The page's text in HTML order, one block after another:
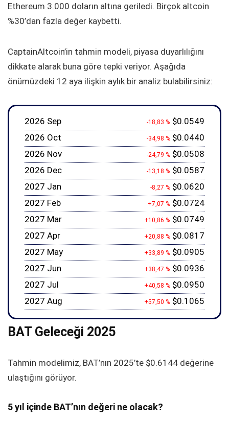
Ethereum 3.000 doların altına geriledi. Birçok altcoin
%30’dan fazla değer kaybetti.
CaptainAltcoin’in tahmin modeli, piyasa duyarlılığını
dikkate alarak buna göre tepki veriyor. Aşağıda
önümüzdeki 12 aya ilişkin aylık bir analiz bulabilirsiniz:
2026 Sep -18,83 % $0.0549
2026 Oct
-34,98 % $0.0440
2026 Nov
-24,79 % $0.0508
2026 Dec
-13,18 % $0.0587
2027 Jan
-8,27 % $0.0620
2027 Feb
+7,07 % $0.0724
2027 Mar
+10,86 % $0.0749
2027 Apr
+20,88 % $0.0817
2027 May
+33,89 % $0.0905
2027 Jun
+38,47 % $0.0936
2027 Jul
+40,58 % $0.0950
2027 Aug
+57,50 % $0.1065
BAT Geleceği 2025
Tahmin modelimiz, BAT’nın 2025’te $0.6144 değerine
ulaştığını görüyor.
5 yıl içinde BAT’nın değeri ne olacak?